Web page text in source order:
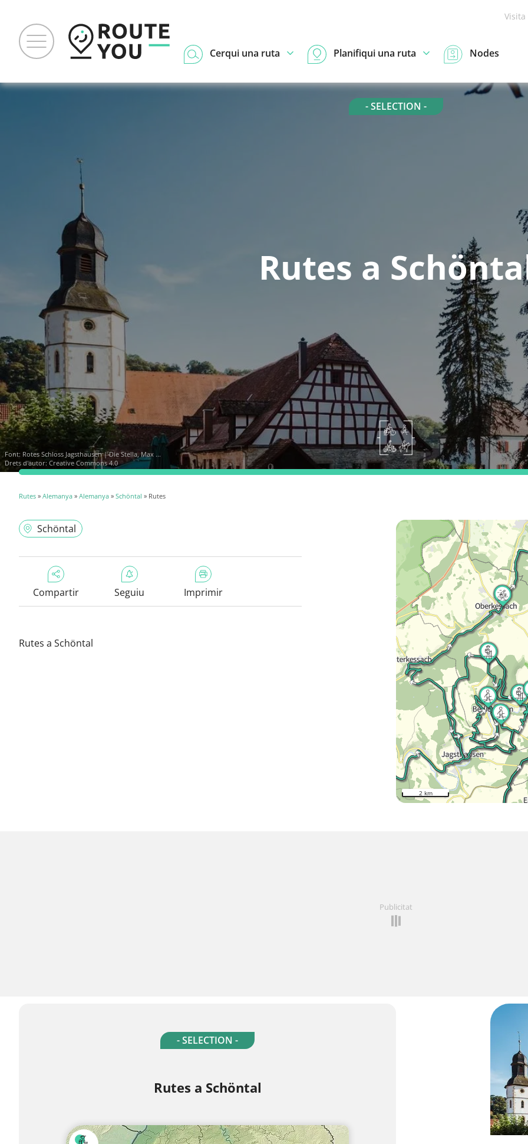
Cerqui una ruta Planifiqui una ruta Nodes
- SELECTION -
Rutes a
Font: Rotes Schloss Jagsthausen | Die Stella, Max ...
Drets d'autor: Creative Commons 4.0
Rutes » Alemanya » Alemanya » Schöntal » Rutes
Schöntal
Compartir Seguiu Imprimir
Rutes a Schöntal
2 km
Publicitat
- SELECTION -
Rutes a Schöntal